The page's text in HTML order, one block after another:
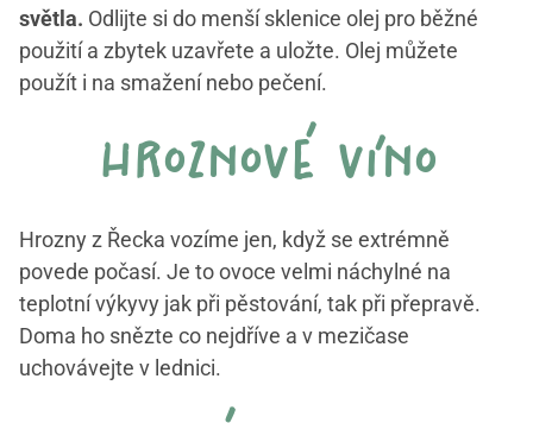
světla. Odlijte si do menší sklenice olej pro běžné
použití a zbytek uzavřete a uložte. Olej můžete
použít i na smažení nebo pečení.
hroznové víno
Hrozny z Řecka vozíme jen, když se extrémně
povede počasí. Je to ovoce velmi náchylné na
teplotní výkyvy jak při pěstování, tak při přepravě.
Doma ho snězte co nejdříve a v mezičase
uchovávejte v lednici.